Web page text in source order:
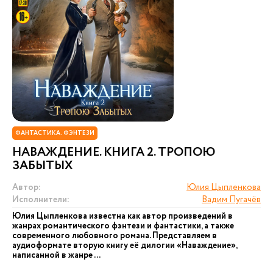
ФАНТАСТИКА. ФЭНТЕЗИ
НАВАЖДЕНИЕ. КНИГА 2. ТРОПОЮ
ЗАБЫТЫХ
Автор:
Юлия Цыпленкова
Исполнители:
Вадим Пугачёв
Юлия Цыпленкова известна как автор произведений в
жанрах романтического фэнтези и фантастики, а также
современного любовного романа. Представляем в
аудиоформате вторую книгу её дилогии «Наваждение»,
написанной в жанре ...